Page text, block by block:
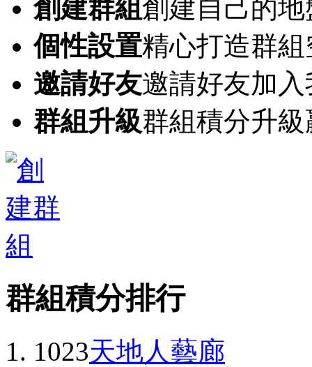
創建群組創建自己的地
個性設置精心打造群組
邀請好友邀請好友加
群組升級群組積分升
群組積分排行
1023天地人藝廊